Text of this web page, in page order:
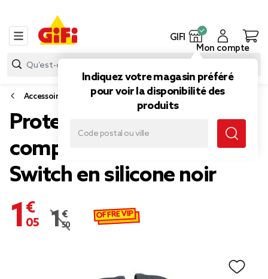
GIFI
Indiquez votre magasin préféré
pour voir la disponibilité des
produits
Mon compte
Accessoires smartphone et tablette
Protection pour manette
compatible Nintendo
Switch en silicone noir
1,05 €
Prix remisé de 1,50 € à 1,05 €
1,50 € OFFRE VIP